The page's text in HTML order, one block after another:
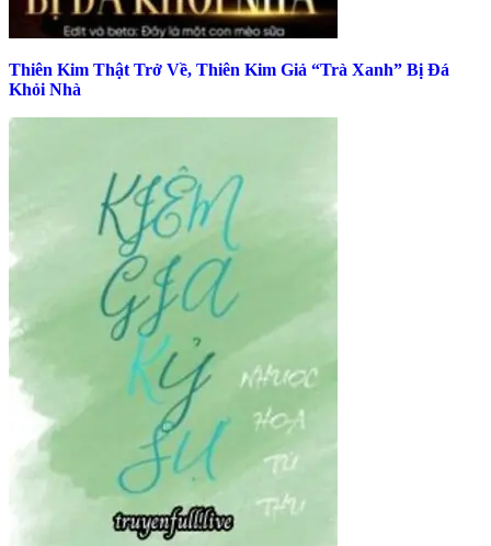
Thiên Kim Thật Trở Về, Thiên Kim Giả “Trà Xanh” Bị Đá
Khỏi Nhà